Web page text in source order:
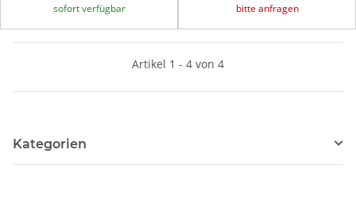
sofort verfügbar bitte anfragen
Artikel 1 - 4 von 4
Kategorien